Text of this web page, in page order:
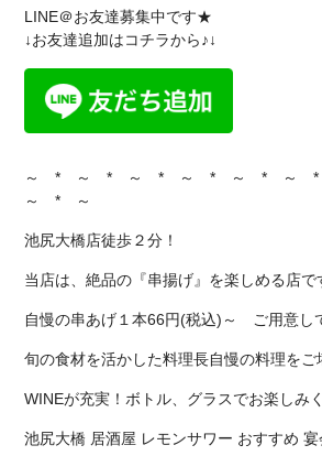
LINE＠お友達募集中です★
↓お友達追加はコチラから♪↓
～ * ～ * ～ * ～ * ～ * ～
～ * ～
池尻大橋店徒歩２分！
当店は、絶品の『串揚げ』を楽しめる店で
自慢の串あげ１本66円(税込)～ ご用意し
旬の食材を活かした料理長自慢の料理をご
WINEが充実！ボトル、グラスでお楽しみ
池尻大橋 居酒屋 レモンサワー おすすめ